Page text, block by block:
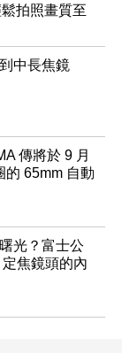
拍照畫質至
中長焦鏡
傳將於 9 月
的 65mm 自動
光？富士公
焦鏡頭的內